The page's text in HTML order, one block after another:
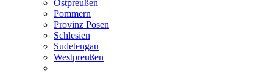
Ostpreußen
Pommern
Provinz Posen
Schlesien
Sudetengau
Westpreußen